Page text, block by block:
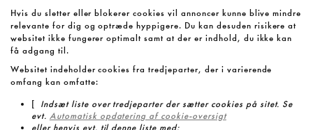
Hvis du sletter eller blokerer cookies vil annoncer kunne blive mindre
relevante for dig og optræde hyppigere. Du kan desuden risikere at
websitet ikke fungerer optimalt samt at der er indhold, du ikke kan
få adgang til.
Websitet indeholder cookies fra tredjeparter, der i varierende
omfang kan omfatte:
[ Indsæt liste over tredjeparter der sætter cookies på sitet. Se
evt. Automatisk opdatering af cookie-oversigt
eller henvis evt. til denne liste med: